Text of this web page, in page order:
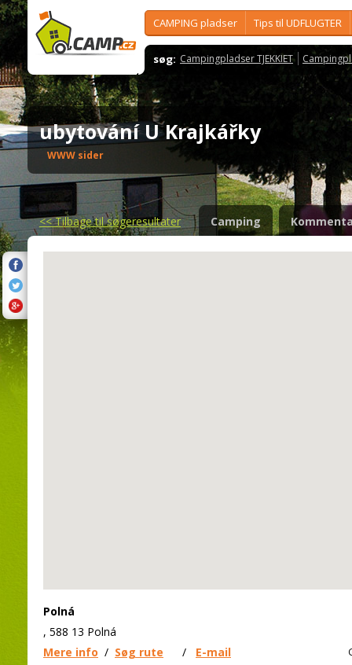
CAMPING pladser Tips til UDFLUGTER
søg: Campingpladser TJEKKIET
ubytování U Krajkářky
WWW sider
<<Tilbage til søgeresultater Camping
Polná
, 588 13 Polná
Mere info / Søg rute / E-mail